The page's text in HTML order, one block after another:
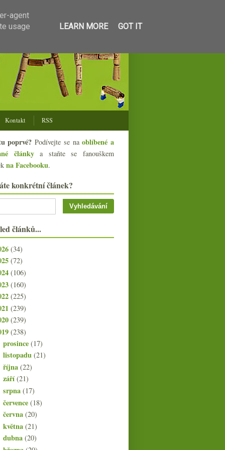
Kontakt RSS
poprvé? Podívejte se naoblíbené a
článkya staňte se fanouškem
na Facebooku.
konkrétní článek?
článků...
(34)
(72)
(106)
(160)
(225)
(239)
(239)
(238)
prosince(17)
listopadu(21)
října(22)
září(21)
srpna(17)
července(18)
června(20)
května(21)
dubna(20)
agent
usage
LEARN MORE GOT IT